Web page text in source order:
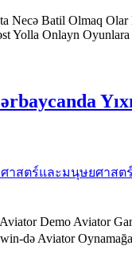
Necə Batil Olmaq Olar
Yolla Onlayn
งคมศาสตร์และมนุษยศ
Demo Aviator
də Aviator